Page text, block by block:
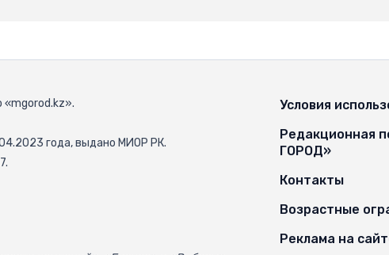
«mgorod.kz».
года, выдано МИОР РК.
Условия
Редакционная
ГОРОД»
Контакты
Возрастные
Реклама на